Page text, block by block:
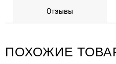
Отзывы
ПОХОЖИЕ